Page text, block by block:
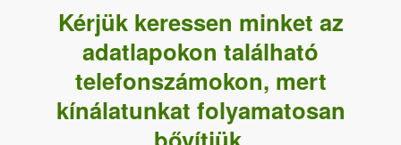
Kérjük keressen minket az
adatlapokon található
telefonszámokon, mert
kínálatunkat folyamatosan